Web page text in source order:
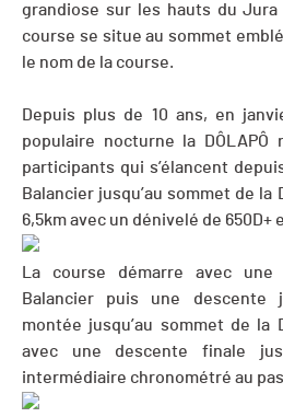
grandiose sur les hauts du Jura
course se situe au sommet
le nom de la course.
Depuis plus de 10 ans, en
populaire nocturne la DÔLAPÔ
participants qui s’élancent
Balancier jusqu’au sommet de
6,5km avec un dénivelé de 650D+
La course démarre avec
Balancier puis une descente
montée jusqu’au sommet de la
avec une descente finale
intermédiaire chronométré au